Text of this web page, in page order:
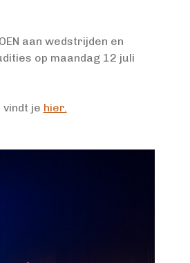
aan wedstrijden en
op maandag 12 juli
je hier.